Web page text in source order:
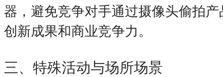
器，避免竞争对手通过摄像头偷拍
创新成果和商业竞争力。
三、特殊活动与场所场景